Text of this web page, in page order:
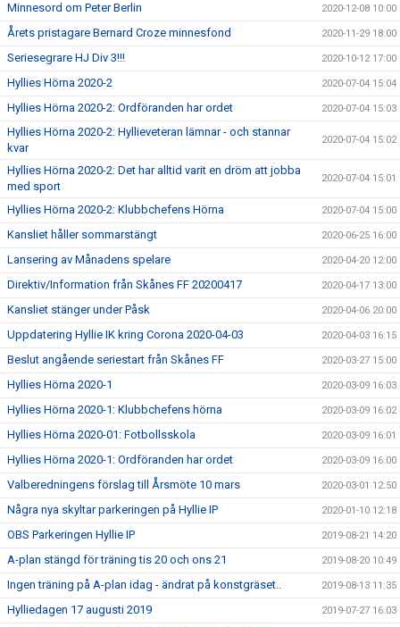
Minnesord om Peter Berlin 2020-12-08 10:00
Årets pristagare Bernard Croze minnesfond 2020-11-29 18:00
Seriesegrare HJ Div 3!!! 2020-10-12 17:00
Hyllies Hörna 2020-2 2020-07-04 15:04
Hyllies Hörna 2020-2: Ordföranden har ordet 2020-07-04 15:03
Hyllies Hörna 2020-2: Hyllieveteran lämnar - och stannar
kvar
2020-07-04 15:02
Hyllies Hörna 2020-2: Det har alltid varit en dröm att jobba
med sport
2020-07-04 15:01
Hyllies Hörna 2020-2: Klubbchefens Hörna 2020-07-04 15:00
Kansliet håller sommarstängt 2020-06-25 16:00
Lansering av Månadens spelare 2020-04-20 12:00
Direktiv/Information från Skånes FF 20200417 2020-04-17 13:00
Kansliet stänger under Påsk 2020-04-06 20:00
Uppdatering Hyllie IK kring Corona 2020-04-03 2020-04-03 16:15
Beslut angående seriestart från Skånes FF 2020-03-27 15:00
Hyllies Hörna 2020-1 2020-03-09 16:03
Hyllies Hörna 2020-1: Klubbchefens hörna 2020-03-09 16:02
Hyllies Hörna 2020-01: Fotbollsskola 2020-03-09 16:01
Hyllies Hörna 2020-1: Ordföranden har ordet 2020-03-09 16:00
Valberedningens förslag till Årsmöte 10 mars 2020-03-01 12:50
Några nya skyltar parkeringen på Hyllie IP 2020-01-10 12:18
OBS Parkeringen Hyllie IP 2019-08-21 14:20
A-plan stängd för träning tis 20 och ons 21 2019-08-20 10:49
Ingen träning på A-plan idag - ändrat på konstgräset.. 2019-08-13 11:35
Hylliedagen 17 augusti 2019 2019-07-27 16:03